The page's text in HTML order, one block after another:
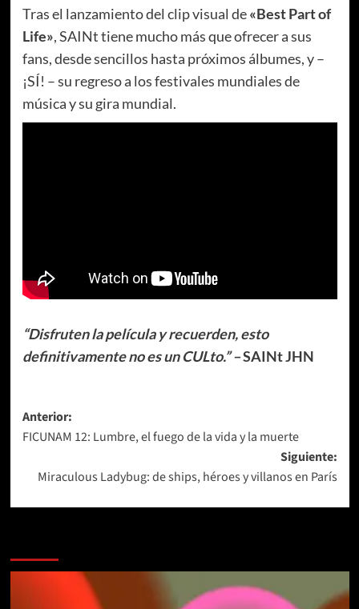
Tras el lanzamiento del clip visual de«Best Part of
Life», SAINt tiene mucho más que ofrecer a sus
fans, desde sencillos hasta próximos álbumes, y –
¡SÍ! – su regreso a los festivales mundiales de
música y su gira mundial.
“Disfruten la película y recuerden, esto
definitivamente no es un CULto.” –SAINt JHN
Navegación
de
entradas
Anterior:
FICUNAM 12: Lumbre, el fuego de la vida y la muerte
Siguiente:
Miraculous Ladybug: de ships, héroes y villanos en París